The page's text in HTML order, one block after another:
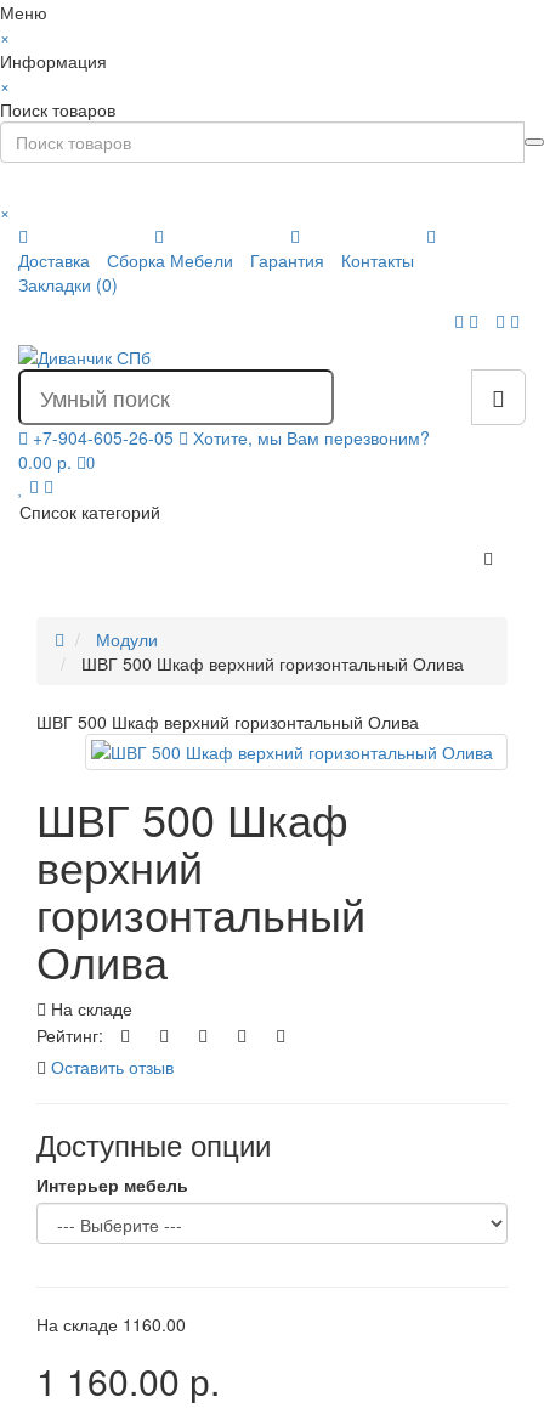
Меню
×
Информация
×
Поиск товаров
×
Доставка
Сборка Мебели Гарантия
Контакты
Закладки (0)
+7-904-605-26-05
Хотите, мы Вам перезвоним?
0.00 р.
0
Список категорий
Модули
ШВГ 500 Шкаф верхний горизонтальный Олива
ШВГ 500 Шкаф верхний горизонтальный Олива
ШВГ 500 Шкаф
верхний
горизонтальный
Олива
На складе
Рейтинг:
Оставить отзыв
Доступные опции
Интерьер мебель
На складе 1160.00
1 160.00 р.